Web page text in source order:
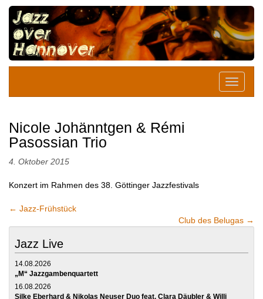
Nicole Johänntgen & Rémi
Pasossian Trio
4. Oktober 2015
Konzert im Rahmen des 38. Göttinger Jazzfestivals
← Jazz-Frühstück
Club des Belugas →
Jazz Live
14.08.2026
„M“ Jazzgambenquartett
16.08.2026
Silke Eberhard & Nikolas Neuser Duo feat. Clara Däubler & Willi